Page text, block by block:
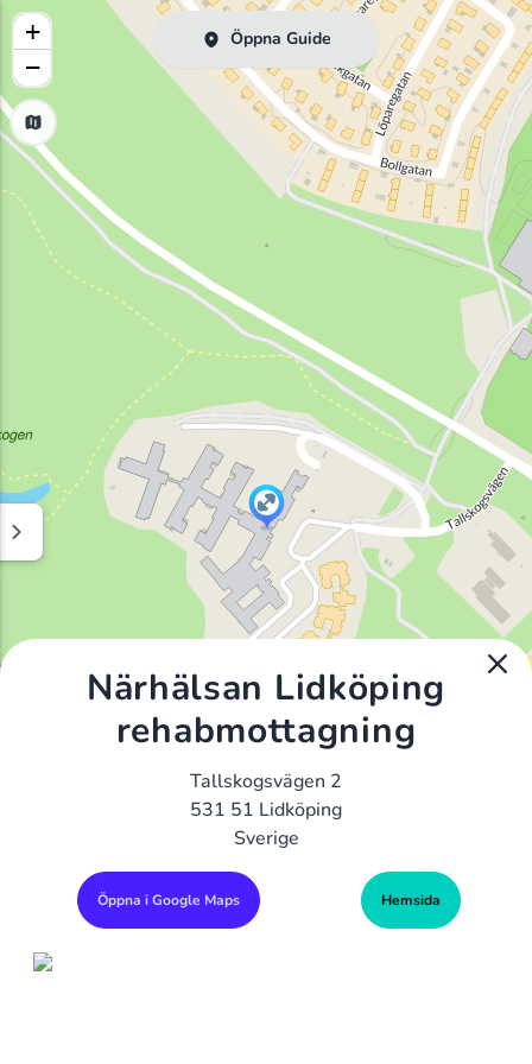
Öppna Guide
+
−
Närhälsan Lidköping
rehabmottagning
Tallskogsvägen 2
531 51 Lidköping
Sverige
Öppna i Google Maps Hemsida